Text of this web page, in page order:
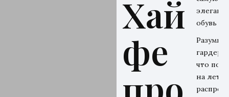
Хай
фе
обувь
что
на